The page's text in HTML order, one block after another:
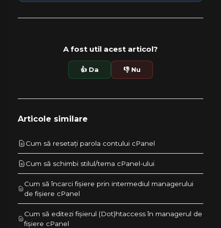
A fost util acest articol?
👍 Da 👎 Nu
Articole similare
Cum să resetați parola contului cPanel
Cum să schimbi stilul/tema cPanel-ului
Cum să încarci fișiere prin intermediul managerului
de fișiere cPanel
Cum să editezi fișierul (Dot)htaccess în managerul de
fișiere cPanel